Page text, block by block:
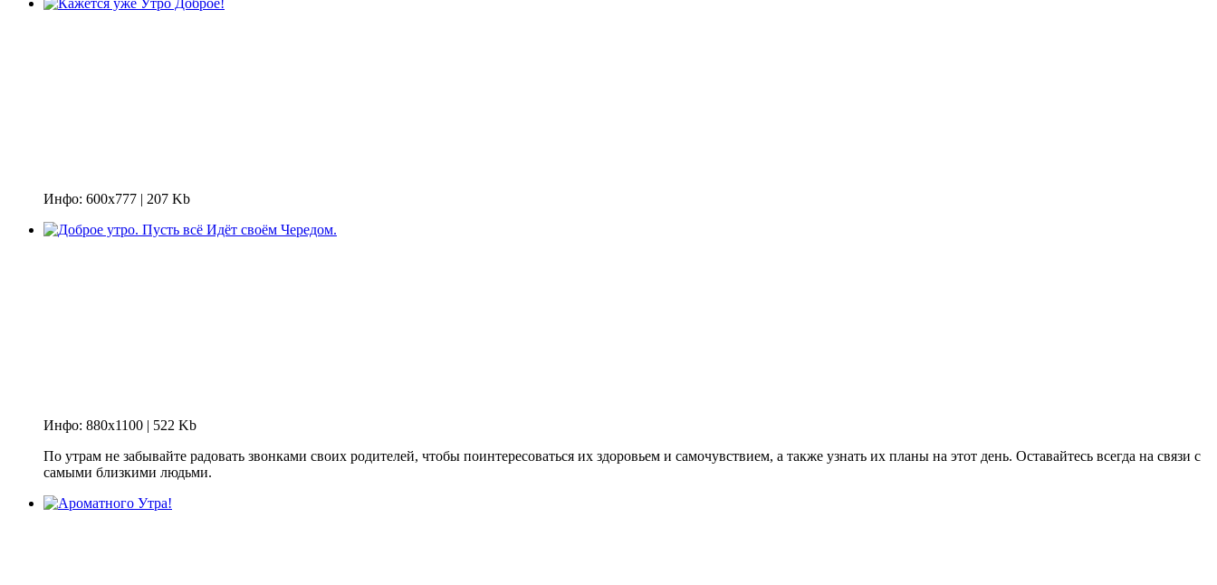
Инфо: 600х777 | 207 Kb
Инфо: 880х1100 | 522 Kb
По утрам не забывайте радовать звонками своих родителей, чтобы поинтересоваться их здоровьем и самочувствием, а также узнать их планы на этот день. Оставайтесь всегда на связи с
самыми близкими людьми.